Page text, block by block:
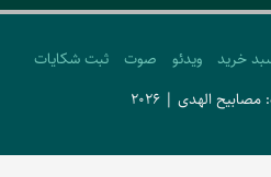
خرید ویدئو صوت
ثبت شکایات
الهدی | 2026